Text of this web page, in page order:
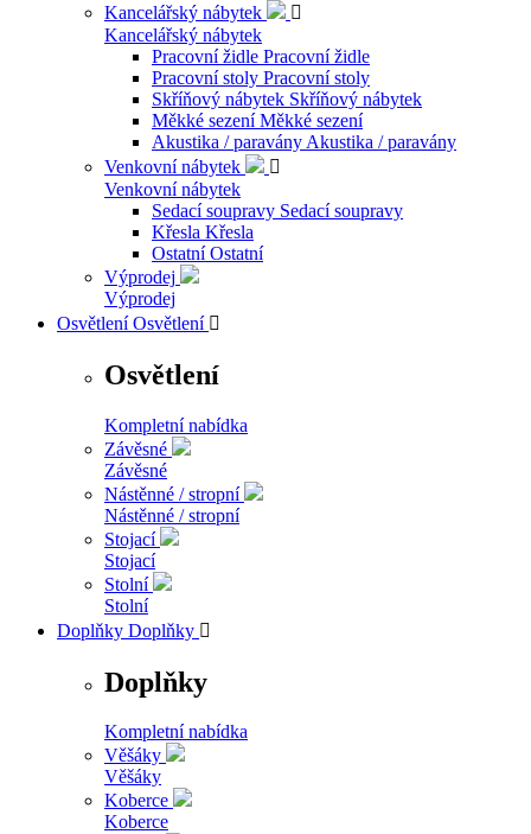
Kancelářský nábytek

Kancelářský nábytek
Pracovní židle Pracovní židle
Pracovní stoly Pracovní stoly
Skříňový nábytek Skříňový nábytek
Měkké sezení Měkké sezení
Akustika / paravány Akustika / paravány
Venkovní nábytek

Venkovní nábytek
Sedací soupravy Sedací soupravy
Křesla Křesla
Ostatní Ostatní
Výprodej
Výprodej
Osvětlení Osvětlení 
Osvětlení
Kompletní nabídka
Závěsné
Závěsné
Nástěnné / stropní
Nástěnné / stropní
Stojací
Stojací
Stolní
Stolní
Doplňky Doplňky 
Doplňky
Kompletní nabídka
Věšáky
Věšáky
Koberce
Koberce